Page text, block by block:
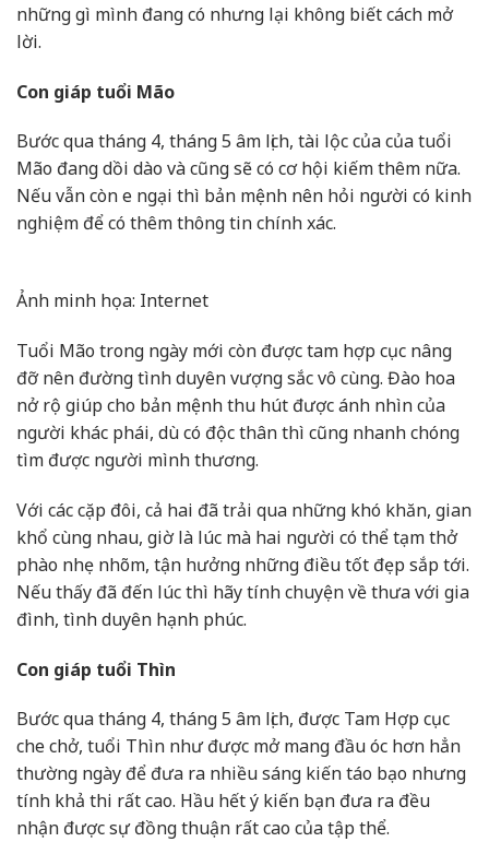
những gì mình đang có nhưng lại không biết cách mở
lời.
Con giáp tuổi Mão
Bước qua tháng 4, tháng 5 âm lịch, tài lộc của của tuổi
Mão đang dồi dào và cũng sẽ có cơ hội kiếm thêm nữa.
Nếu vẫn còn e ngại thì bản mệnh nên hỏi người có kinh
nghiệm để có thêm thông tin chính xác.
Ảnh minh họa: Internet
Tuổi Mão trong ngày mới còn được tam hợp cục nâng
đỡ nên đường tình duyên vượng sắc vô cùng. Đào hoa
nở rộ giúp cho bản mệnh thu hút được ánh nhìn của
người khác phái, dù có độc thân thì cũng nhanh chóng
tìm được người mình thương.
Với các cặp đôi, cả hai đã trải qua những khó khăn, gian
khổ cùng nhau, giờ là lúc mà hai người có thể tạm thở
phào nhẹ nhõm, tận hưởng những điều tốt đẹp sắp tới.
Nếu thấy đã đến lúc thì hãy tính chuyện về thưa với gia
đình, tình duyên hạnh phúc.
Con giáp tuổi Thìn
Bước qua tháng 4, tháng 5 âm lịch, được Tam Hợp cục
che chở, tuổi Thìn như được mở mang đầu óc hơn hẳn
thường ngày để đưa ra nhiều sáng kiến táo bạo nhưng
tính khả thi rất cao. Hầu hết ý kiến bạn đưa ra đều
nhận được sự đồng thuận rất cao của tập thể.